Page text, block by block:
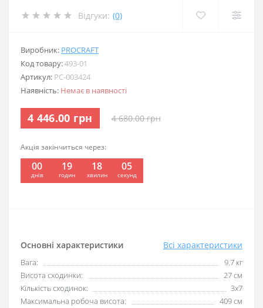
Відгуки: (0)
Виробник: PROCRAFT
Код товару:493-01
Артикул: PC-003424
Наявність: Немає в наявності
4 446.00 грн 4 680.00 грн
Акція закінчиться через:
00
днів
19
годин
18
хвилин
05
секунд
Основні характеристики Всі характеристики
Вага:
9.7 кг
Висота сходинки:
27 см
Кількість сходинок:
3х7
Максимальна робоча висота:
409 см